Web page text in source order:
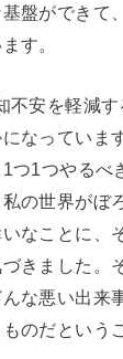
盤ができて
す。
不安を軽減
なっていま
つ1つやるべ
の世界がぼ
なことに、
きました。
な悪い出来
のだという